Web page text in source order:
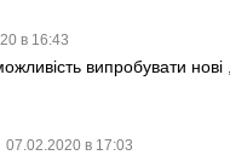
в 16:43
випробувати нові
07.02.2020 в 17:03